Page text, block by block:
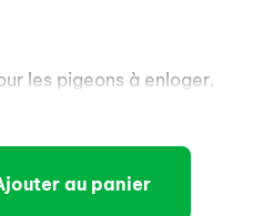
les pigeons à enloger.
au panier